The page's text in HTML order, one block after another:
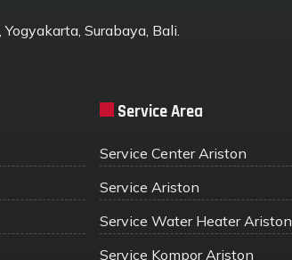
Surabaya, Bali.
Service Area
Service Center Ariston
Service Ariston
Service Water Heater Ariston
Service Kompor Ariston